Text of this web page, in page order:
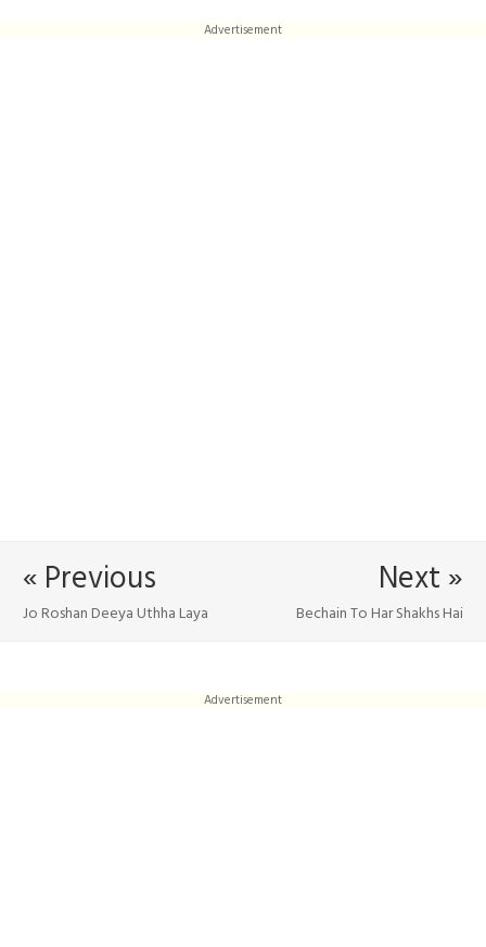
Advertisement
Next »
Bechain To Har Shakhs Hai
« Previous
Jo Roshan Deeya Uthha Laya
Advertisement